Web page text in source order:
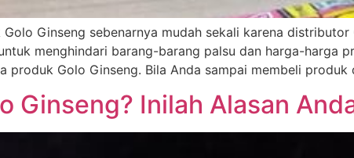
Ginseng sebenarnya mudah sekali karena
menghindari barang-barang palsu dan harga-harga
produk Golo Ginseng. Bila Anda sampai membeli
Ginseng? Inilah Alasan